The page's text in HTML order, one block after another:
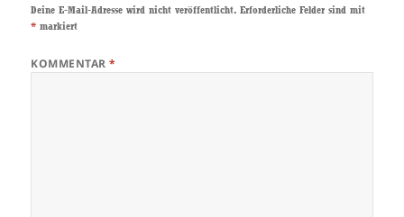
Deine E-Mail-Adresse wird nicht veröffentlicht. Erforderliche Felder sind mit
* markiert
KOMMENTAR*